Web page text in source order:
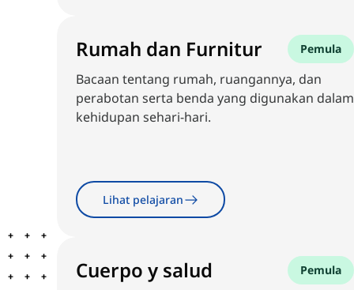
Rumah dan Furnitur Pemula
Bacaan tentang rumah, ruangannya, dan
perabotan serta benda yang digunakan dalam
kehidupan sehari-hari.
Lihat pelajaran
Cuerpo y salud Pemula